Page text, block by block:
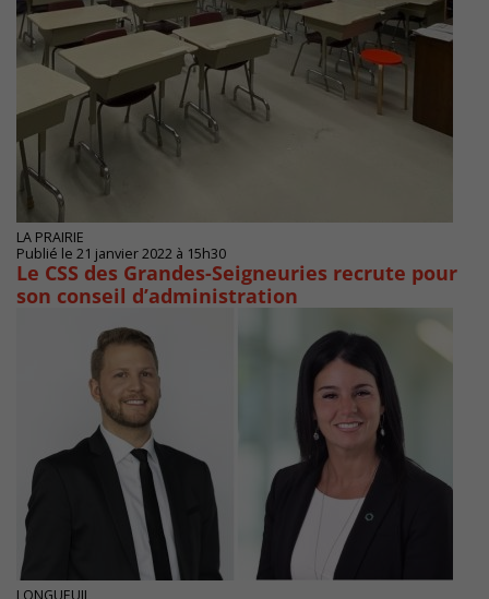
LA PRAIRIE
Publié le 21 janvier 2022 à 15h30
Le CSS des Grandes-Seigneuries recrute pour
son conseil d’administration